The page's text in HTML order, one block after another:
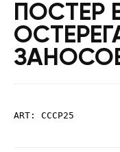
ПОСТЕР
ART: СССР25